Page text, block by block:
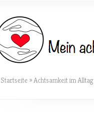
Startseite »Achtsamkeit im Alltag